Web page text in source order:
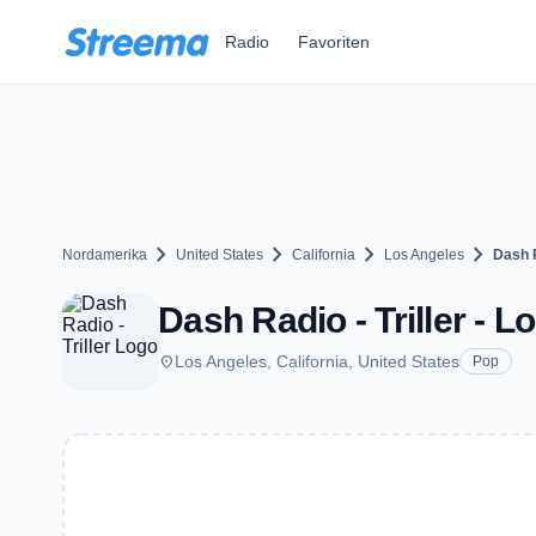
Radio Favoriten
Nordamerika chevron_right United States chevron_right California chevron_right Los Angeles chevron_right Dash
Dash Radio - Triller -
placeLos Angeles, California, United States Pop